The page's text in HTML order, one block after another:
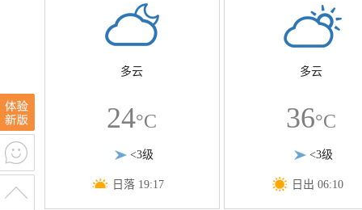
多云
24°C
<3级
日落 19:17
多云
36°C
<3级
日出 06:10